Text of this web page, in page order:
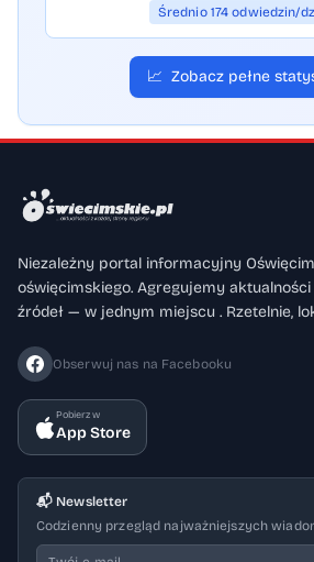
Średnio 174 odwiedzin/
📈 Zobacz pełne
Niezależny portal informacyjny
oświęcimskiego. Agregujemy
źródeł — w jednym miejscu . Rzetelnie,
Obserwuj nas na Facebooku
Pobierz w
App Store
📬 Newsletter
Codzienny przegląd najważniejszych